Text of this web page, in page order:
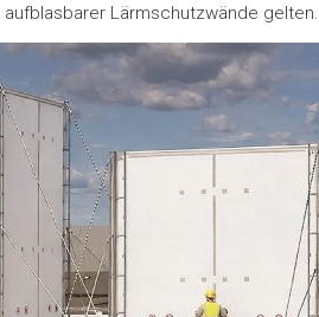
Lärmschutzwände gelten.